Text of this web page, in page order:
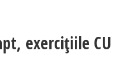
exercițiile CU